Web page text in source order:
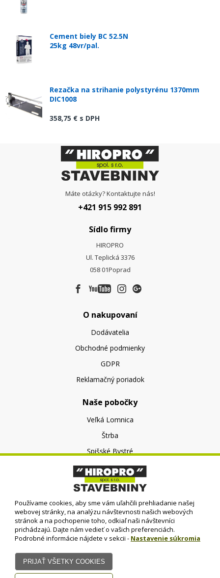
Cement biely BC 52.5N
25kg 48vr/pal.
Rezačka na strihanie polystyrénu 1370mm
DIC1008
358,75 € s DPH
Máte otázky? Kontaktujte nás!
+421 915 992 891
Sídlo firmy
HIROPRO
Ul. Teplická 3376
058 01Poprad
O nakupovaní
Dodávatelia
Obchodné podmienky
GDPR
Reklamačný poriadok
Naše pobočky
Veľká Lomnica
Štrba
Spišské Bystré
O nás
O spoločnosti
Kontakt
Používame cookies, aby sme vám uľahčili prehliadanie našej
webovej stránky, na analýzu návštevnosti našich webových
stránok a na pochopenie toho, odkiaľ naši návštevníci
prichádzajú. Dajte nám vedieť o vašich preferenciách.
Podrobné informácie nájdete v sekcii - Nastavenie súkromia